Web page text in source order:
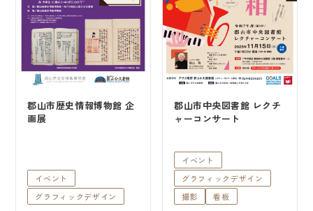
私たちについて
アクセス
制作実績
TVCMその他イベント グラフィックデザイン
郡山市歴史情報博物館 企
画展
イベント
グラフィックデザイン
郡山市中央図書館 レクチ
ャーコンサート
イベント
グラフィックデザイン
撮影
看板